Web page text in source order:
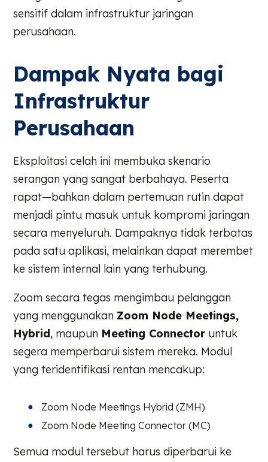
sensitif dalam infrastruktur jaringan
perusahaan.
Dampak Nyata bagi
Infrastruktur
Perusahaan
Eksploitasi celah ini membuka skenario
serangan yang sangat berbahaya. Peserta
rapat—bahkan dalam pertemuan rutin dapat
menjadi pintu masuk untuk kompromi jaringan
secara menyeluruh. Dampaknya tidak terbatas
pada satu aplikasi, melainkan dapat merembet
ke sistem internal lain yang terhubung.
Zoom secara tegas mengimbau pelanggan
yang menggunakan Zoom Node Meetings,
Hybrid, maupun Meeting Connector untuk
segera memperbarui sistem mereka. Modul
yang teridentifikasi rentan mencakup:
Zoom Node Meetings Hybrid (ZMH)
Zoom Node Meeting Connector (MC)
Semua modul tersebut harus diperbarui ke